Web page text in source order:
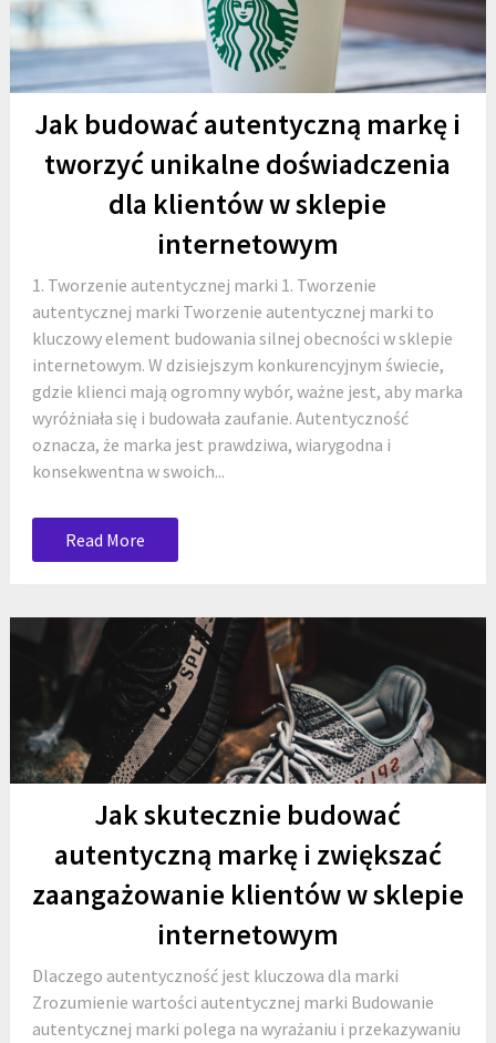
Jak budować autentyczną markę i
tworzyć unikalne doświadczenia
dla klientów w sklepie
internetowym
1. Tworzenie autentycznej marki 1. Tworzenie
autentycznej marki Tworzenie autentycznej marki to
kluczowy element budowania silnej obecności w sklepie
internetowym. W dzisiejszym konkurencyjnym świecie,
gdzie klienci mają ogromny wybór, ważne jest, aby marka
wyróżniała się i budowała zaufanie. Autentyczność
oznacza, że marka jest prawdziwa, wiarygodna i
konsekwentna w swoich...
Read More
Jak skutecznie budować
autentyczną markę i zwiększać
zaangażowanie klientów w sklepie
internetowym
Dlaczego autentyczność jest kluczowa dla marki
Zrozumienie wartości autentycznej marki Budowanie
autentycznej marki polega na wyrażaniu i przekazywaniu